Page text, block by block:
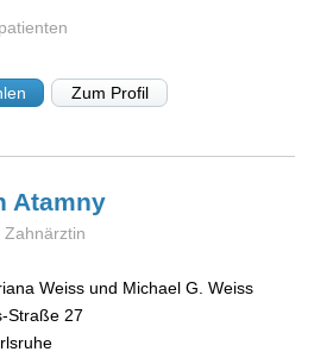
Zum Profil
Atamny
Zahnärztin
Weiss und Michael G. Weiss
Straße 27